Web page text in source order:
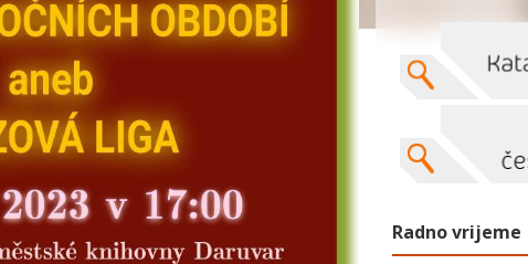
Radno vrijeme